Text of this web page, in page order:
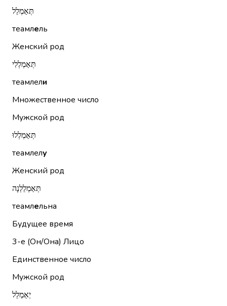
תְּאַמְלֵל
теамлель
Женский род
תְּאַמְלְלִי
теамлели
Множественное число
Мужской род
תְּאַמְלְלוּ
теамлелу
Женский род
תְּאַמְלֵלְנָה
теамлельна
Будущее время
3-е (Он/Она) Лицо
Единственное число
Мужской род
יְאַמְלֵל